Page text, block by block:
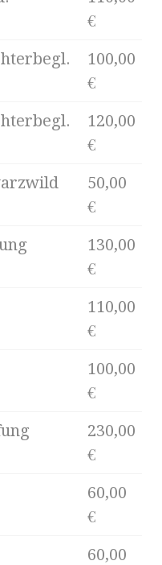
€
100,00
€
120,00
€
50,00
€
130,00
€
110,00
€
100,00
€
230,00
€
60,00
€
60,00